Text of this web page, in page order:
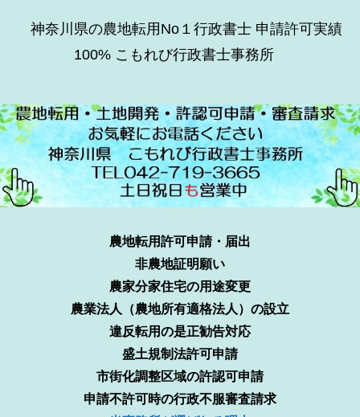
神奈川県の農地転用No１行政書士 申請許可実績
100% こもれび行政書士事務所
農地転用許可申請・届出
非農地証明願い
農家分家住宅の用途変更
農業法人（農地所有適格法人）の設立
違反転用の是正勧告対応
盛土規制法許可申請
市街化調整区域の許認可申請
申請不許可時の行政不服審査請求